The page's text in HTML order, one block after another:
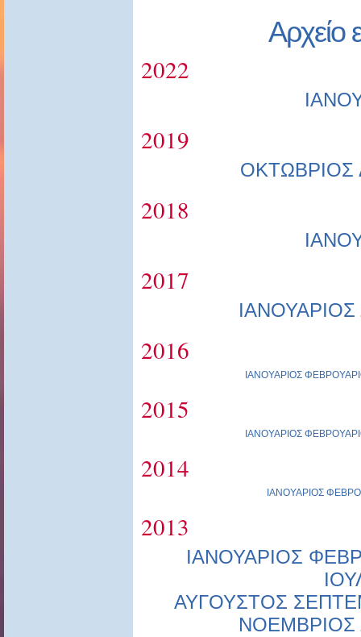
Αρχείο
2022
2019
ΟΚΤΩΒΡΙΟΣ
2018
2017
ΙΑΝΟΥΑΡΙΟΣ
2016
ΙΑΝΟΥΑΡΙΟΣ
2015
ΙΑΝΟΥΑΡΙΟΣ
2014
ΙΑΝΟΥΑΡΙΟΣ
2013
ΙΑΝΟΥΑΡΙΟΣ
ΑΥΓΟΥΣΤΟΣ
ΝΟΕΜΒΡΙΟΣ